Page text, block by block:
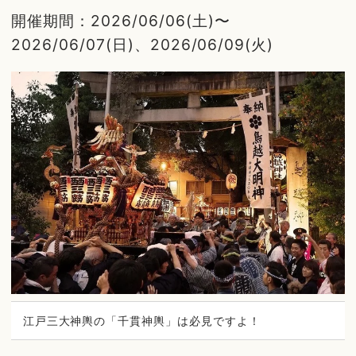
開催期間：2026/06/06(土)〜
2026/06/07(日)、2026/06/09(火)
江戸三大神輿の「千貫神輿」は必見ですよ！